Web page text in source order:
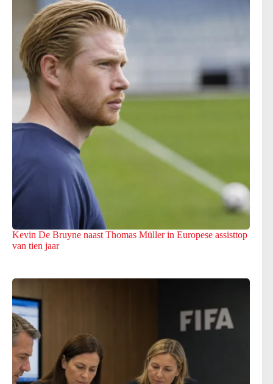
Kevin De Bruyne naast Thomas Müller in Europese assisttop
van tien jaar